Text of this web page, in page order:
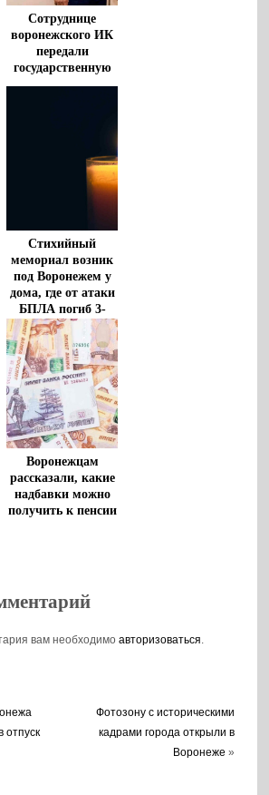
Сотруднице
воронежского ИК
передали
государственную
награду супруга
Стихийный
мемориал возник
под Воронежем у
дома, где от атаки
БПЛА погиб 3-
летний мальчик
Воронежцам
рассказали, какие
надбавки можно
получить к пенсии
вам необходимоавторизоваться
отпуск
Фотозону с историческими
кадрами города открыли в
Воронеже »